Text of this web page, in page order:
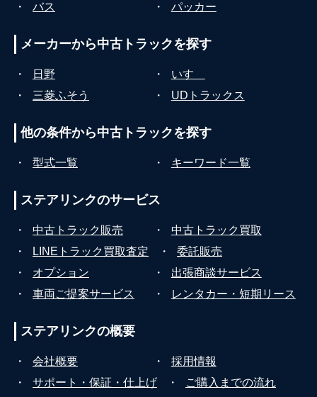
・
バス ・ パッカー
メーカーから中古トラックを探す
・ 日野 ・
いすゞ
・
三菱ふそう ・ UDトラックス
他の条件から中古トラックを探す
・ 型式一覧 ・ キーワード一覧
ステアリンクのサービス
・ 中古トラック販売 ・
中古トラック買取
・
LINEトラック買取査定 ・
委託販売
・
オプション ・
出張商談サービス
・
車両ご提案サービス ・ レンタカー・短期リース
ステアリンクの概要
・ 会社概要 ・
採用情報
・
サポート・保証・仕上げ ・ ご購入までの流れ